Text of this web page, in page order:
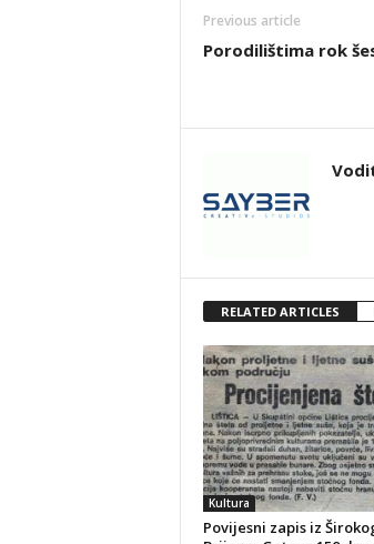
Previous article
Porodilištima rok
RELATED ARTICLES
Kultura
Povijesni zapis iz